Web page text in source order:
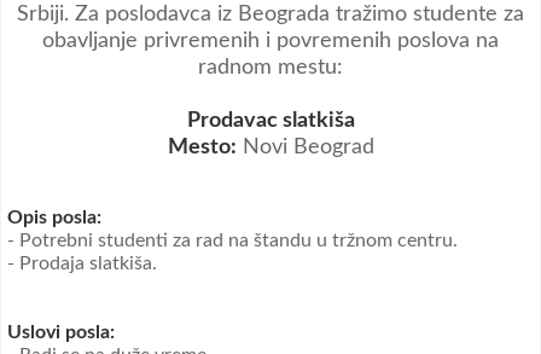
Srbiji. Za poslodavca iz Beograda tražimo studente za
obavljanje privremenih i povremenih poslova na
radnom mestu:
Prodavac slatkiša
Mesto: Novi Beograd
Opis posla:
- Potrebni studenti za rad na štandu u tržnom centru.
- Prodaja slatkiša.
Uslovi posla: